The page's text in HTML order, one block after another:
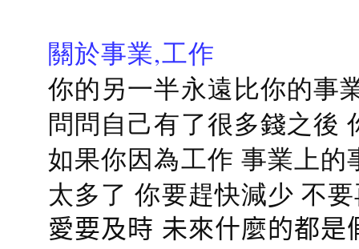
關於事業,工作
你的另一半永遠比你的事
問問自己有了很多錢之後
如果你因為工作 事業上
太多了 你要趕快減少 不
愛要及時 未來什麼的都